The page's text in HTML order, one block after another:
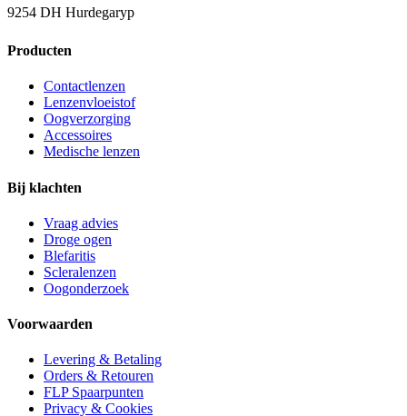
9254 DH Hurdegaryp
Producten
Contactlenzen
Lenzenvloeistof
Oogverzorging
Accessoires
Medische lenzen
Bij klachten
Vraag advies
Droge ogen
Blefaritis
Scleralenzen
Oogonderzoek
Voorwaarden
Levering & Betaling
Orders & Retouren
FLP Spaarpunten
Privacy & Cookies